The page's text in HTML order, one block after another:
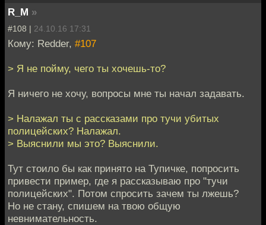
R_M »
#108 | 24.10.16 17:31
Кому: Redder, #107
> Я не пойму, чего ты хочешь-то?
Я ничего не хочу, вопросы мне ты начал задавать.
> Налажал ты с рассказами про тучи убитых
полицейских? Налажал.
> Выяснили мы это? Выяснили.
Тут стоило бы как принято на Тупичке, попросить
привести пример, где я рассказываю про "тучи
полицейских". Потом спросить зачем ты лжешь?
Но не стану, спишем на твою общую
невнимательность.